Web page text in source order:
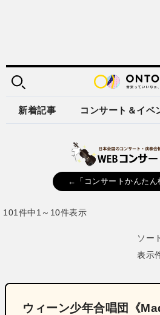
新着記事 コンサート＆イベ
←「コンサートかんたん
101件中1～10件表示
ソー
表示
ウィーン少年合唱団《